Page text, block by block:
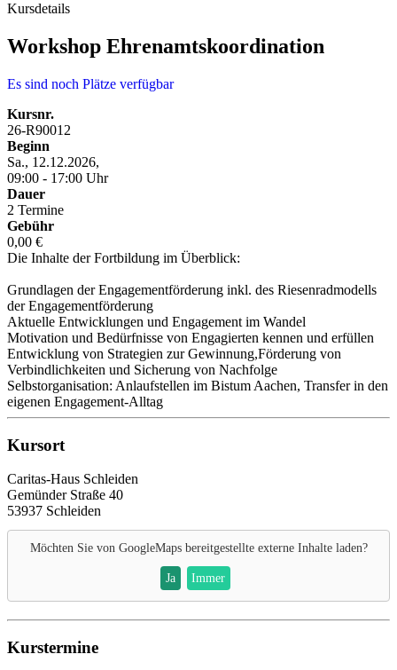
Kursdetails
Workshop Ehrenamtskoordination
Es sind noch Plätze verfügbar
Kursnr.
26-R90012
Beginn
Sa., 12.12.2026,
09:00 - 17:00 Uhr
Dauer
2 Termine
Gebühr
0,00 €
Die Inhalte der Fortbildung im Überblick:
Grundlagen der Engagementförderung inkl. des Riesenradmodells
der Engagementförderung
Aktuelle Entwicklungen und Engagement im Wandel
Motivation und Bedürfnisse von Engagierten kennen und erfüllen
Entwicklung von Strategien zur Gewinnung,Förderung von
Verbindlichkeiten und Sicherung von Nachfolge
Selbstorganisation: Anlaufstellen im Bistum Aachen, Transfer in den
eigenen Engagement-Alltag
Kursort
Caritas-Haus Schleiden
Gemünder Straße 40
53937 Schleiden
Möchten Sie von GoogleMapsbereitgestellte externe Inhalte laden?
Ja Immer
Kurstermine